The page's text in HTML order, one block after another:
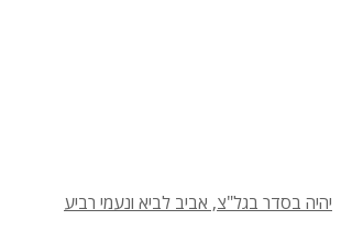
יהיה בסדר בגל"צ, אביב לביא ונעמי רביע